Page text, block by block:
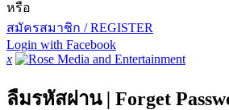
หรือ
สมัครสมาชิก / REGISTER
Login with Facebook
x
ลืมรหัสผ่าน | Forget